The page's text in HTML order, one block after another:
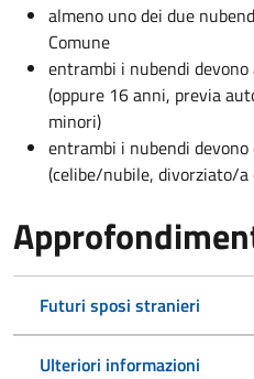
almeno uno dei due
Comune
entrambi i nubendi
(oppure 16 anni, previa
minori)
entrambi i nubendi
(celibe/nubile, divorziato/a
Futuri sposi stranieri
Ulteriori informazioni